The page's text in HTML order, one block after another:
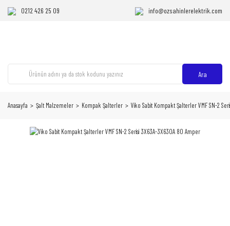
0212 426 25 09 info@ozsahinlerelektrik.com
Ara
Anasayfa Şalt Malzemeler Kompak Şalterler Viko Sabit Kompakt Şalterler VMF SN-2